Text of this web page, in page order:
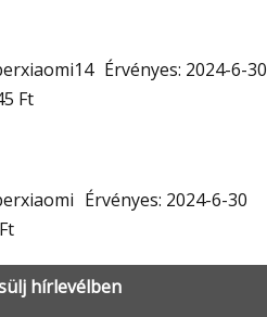
Érvényes: 2024-6-30
Ft
Érvényes: 2024-6-30
hírlevélben